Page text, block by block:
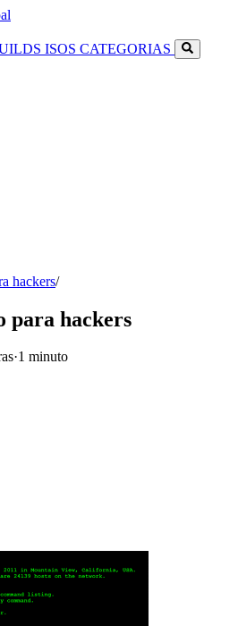
ISOS CATEGORIAS
hackers/
para hackers
·1 minuto